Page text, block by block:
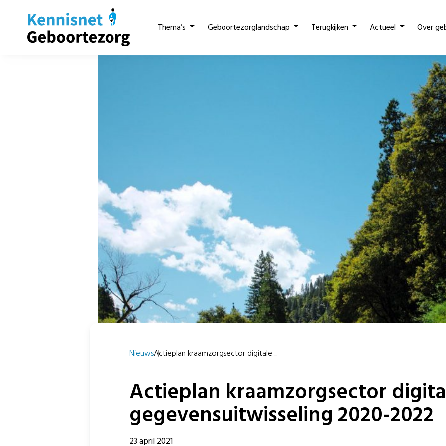
Thema’s Geboortezorglandschap Terugkijken Actueel Over
NieuwsActieplan kraamzorgsector digitale ...
Actieplan kraamzorgsector
gegevensuitwisseling 2020-2022
23 april 2021